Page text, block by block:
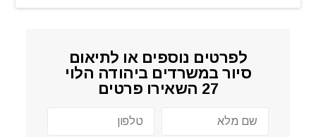
לפרטים נוספים או לתיאום
סיור במשרדים ביהודה הלוי
27 השאירו פרטים